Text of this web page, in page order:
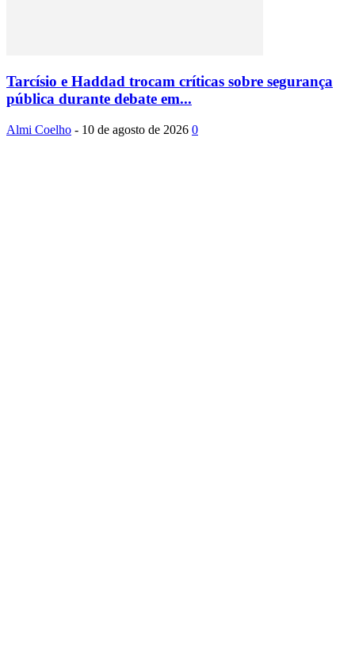
Tarcísio e Haddad trocam críticas sobre segurança
pública durante debate em...
Almi Coelho - 10 de agosto de 2026 0